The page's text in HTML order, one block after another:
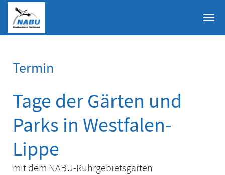
Skip to main content
Termin
Tage der Gärten und
Parks in Westfalen-
Lippe
mit dem NABU-Ruhrgebietsgarten